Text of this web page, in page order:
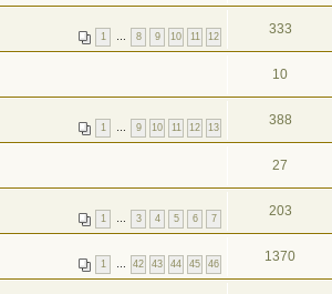
1 … 8 9 10 11 12 333
10
1 … 9 10 11 12 13 388
27
1 … 3 4 5 6 7 203
1 … 42 43 44 45 46 1370